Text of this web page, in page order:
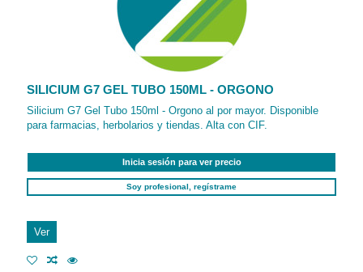
SILICIUM G7 GEL TUBO 150ML - ORGONO
Silicium G7 Gel Tubo 150ml - Orgono al por mayor. Disponible
para farmacias, herbolarios y tiendas. Alta con CIF.
Inicia sesión para ver precio
Soy profesional, regístrame
Ver